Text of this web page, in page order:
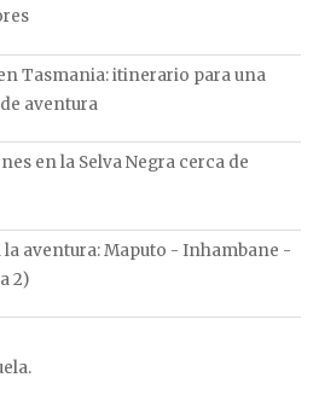
Tasmania: itinerario para una
aventura
en la Selva Negra cerca de
la aventura: Maputo - Inhambane -
2)